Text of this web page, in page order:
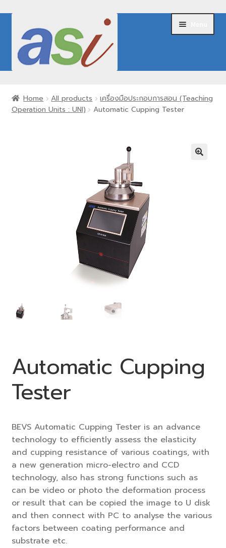
navigation
content
About Us
child
Home All products
เครื่องมือประกอบการสอน (Teaching
Operation Units : UNI)
Automatic Cupping Tester
Automatic Cupping
Tester
BEVS Automatic Cupping Tester is an advance
technology to efficiently assess the elasticity
and cupping resistance of various coatings, with
a new generation micro-electro and CCD
technology, also has strong functions such as
can be video or photo the deformation process
or result that can be copied the image to U disk
and then connect with PC to analyse the various
factors between coating performance and
substrate etc.